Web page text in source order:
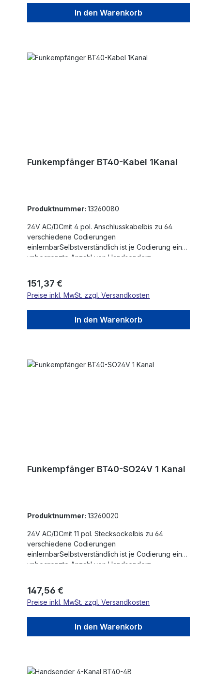
In den Warenkorb
Funkempfänger BT40-Kabel 1Kanal
Produktnummer: 13260080
24V AC/DCmit 4 pol. Anschlusskabelbis zu 64
verschiedene Codierungen
einlernbarSelbstverständlich ist je Codierung eine
unbegrenzte Anzahl von Handsendern
wird in den Empfänger eingelernt.
Regulärer Preis:
151,37 €
Preise inkl. MwSt. zzgl. Versandkosten
In den Warenkorb
Funkempfänger BT40-SO24V 1 Kanal
Produktnummer: 13260020
24V AC/DCmit 11 pol. Stecksockelbis zu 64
verschiedene Codierungen
einlernbarSelbstverständlich ist je Codierung eine
unbegrenzte Anzahl von Handsendern
wird in den Empfänger eingelernt.
Regulärer Preis:
147,56 €
Preise inkl. MwSt. zzgl. Versandkosten
In den Warenkorb